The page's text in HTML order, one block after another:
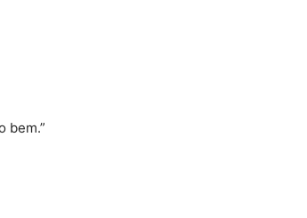
bem.”